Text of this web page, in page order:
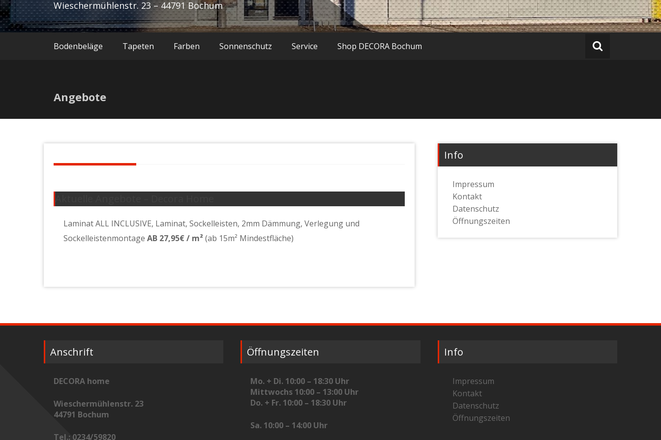
Wieschermühlenstr. 23 – 44791 Bochum
Bodenbeläge Tapeten Farben Sonnenschutz Service Shop DECORA Bochum
Angebote
Laminat ALL INCLUSIVE, Laminat, Sockelleisten, 2mm Dämmung, Verlegung und
Sockelleistenmontage AB 27,95€ / m²(ab 15m² Mindestfläche)
Info
Impressum
Kontakt
Datenschutz
Öffnungszeiten
Anschrift
DECORA home
Wieschermühlenstr. 23
44791 Bochum
Tel.: 0234/59820
Öffnungszeiten
Mo. + Di. 10:00 – 18:30 Uhr
Mittwochs 10:00 – 13:00 Uhr
Do. + Fr. 10:00 – 18:30 Uhr
Sa. 10:00 – 14:00 Uhr
Info
Impressum
Kontakt
Datenschutz
Öffnungszeiten